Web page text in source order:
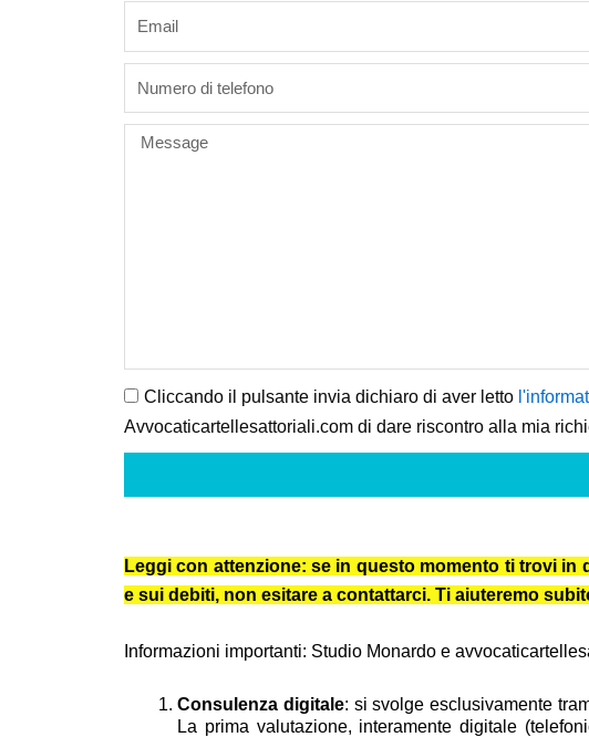
Message
Cliccando il pulsante invia dichiaro di aver letto
Avvocaticartellesattoriali.com di dare riscontro alla mia
Leggi con attenzione: se in questo momento ti trovi
e sui debiti, non esitare a contattarci. Ti aiuteremo
Informazioni importanti: Studio Monardo e
Consulenza digitale: si svolge esclusivamente
La prima valutazione, interamente digitale